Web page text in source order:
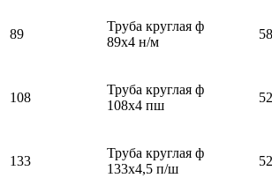
89
Труба круглая ф
89х4 н/м
108
Труба круглая ф
108х4 пш
133
Труба круглая ф
133х4,5 п/ш